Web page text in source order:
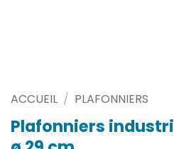
ACCUEIL / PLAFONNIERS
Plafonniers